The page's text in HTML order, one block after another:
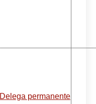
Delega permanente